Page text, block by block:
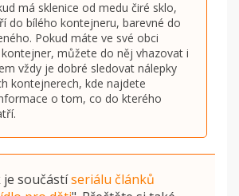
má sklenice od medu čiré sklo,
do bílého kontejneru, barevné do
Pokud máte ve své obci
můžete do něj vhazovat i
vždy je dobré sledovat nálepky
kontejnerech, kde najdete
o tom, co do kterého
součástíseriálu článků